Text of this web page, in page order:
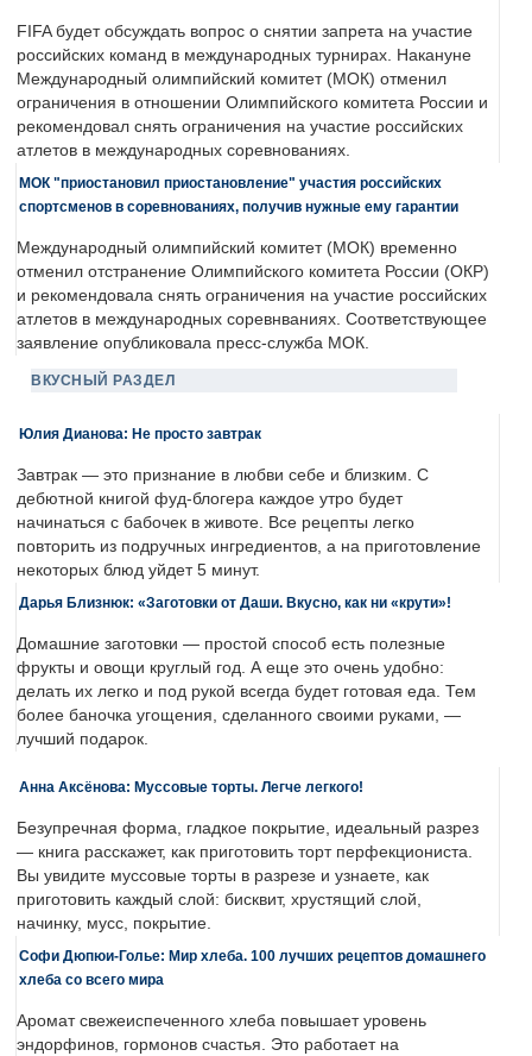
FIFA будет обсуждать вопрос о снятии запрета на участие
российских команд в международных турнирах. Накануне
Международный олимпийский комитет (МОК) отменил
ограничения в отношении Олимпийского комитета России и
рекомендовал снять ограничения на участие российских
атлетов в международных соревнованиях.
МОК "приостановил приостановление" участия российских
спортсменов в соревнованиях, получив нужные ему гарантии
Международный олимпийский комитет (МОК) временно
отменил отстранение Олимпийского комитета России (ОКР)
и рекомендовала снять ограничения на участие российских
атлетов в международных соревнваниях. Соответствующее
заявление опубликовала пресс-служба МОК.
ВКУСНЫЙ РАЗДЕЛ
Юлия Дианова: Не просто завтрак
Завтрак — это признание в любви себе и близким. С
дебютной книгой фуд-блогера каждое утро будет
начинаться с бабочек в животе. Все рецепты легко
повторить из подручных ингредиентов, а на приготовление
некоторых блюд уйдет 5 минут.
Дарья Близнюк: «Заготовки от Даши. Вкусно, как ни «крути»!
Домашние заготовки — простой способ есть полезные
фрукты и овощи круглый год. А еще это очень удобно:
делать их легко и под рукой всегда будет готовая еда. Тем
более баночка угощения, сделанного своими руками, —
лучший подарок.
Анна Аксёнова: Муссовые торты. Легче легкого!
Безупречная форма, гладкое покрытие, идеальный разрез
— книга расскажет, как приготовить торт перфекциониста.
Вы увидите муссовые торты в разрезе и узнаете, как
приготовить каждый слой: бисквит, хрустящий слой,
начинку, мусс, покрытие.
Софи Дюпюи-Голье: Мир хлеба. 100 лучших рецептов домашнего
хлеба со всего мира
Аромат свежеиспеченного хлеба повышает уровень
эндорфинов, гормонов счастья. Это работает на